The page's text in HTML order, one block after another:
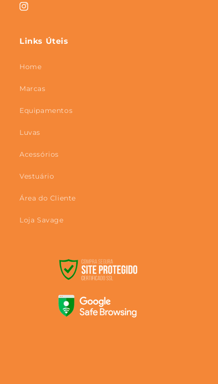
Instagram
Links Úteis
Home
Marcas
Equipamentos
Luvas
Acessórios
Vestuário
Área do Cliente
Loja Savage